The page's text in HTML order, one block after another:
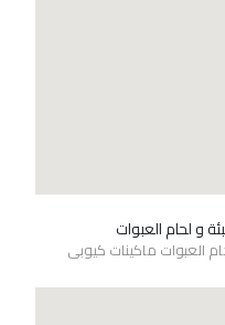
و لحام العبوات
العبوات ماكينات كيوبى